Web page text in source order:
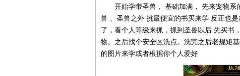
开始学带圣兽， 基础加满， 先来宠物
兽 、圣兽之外 挑最便宜的书买来学 反正也
了，看个人等级来抓，抓到圣兽以后 先买书
物。之后找个安全区洗点。洗完之后老规矩
的图片来学或者根据你个人爱好